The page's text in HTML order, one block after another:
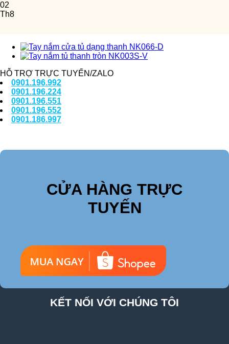
02
Th8
HỖ TRỢ TRỰC TUYẾN/ZALO
0901.196.992
0901.196.224
0901.196.551
0901.196.552
0901.186.997
CỬA HÀNG TRỰC
TUYẾN
KẾT NỐI VỚI CHÚNG TÔI